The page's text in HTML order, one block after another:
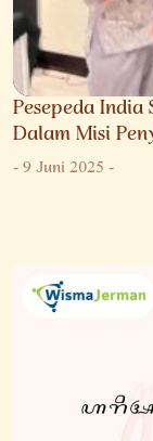
Pesepeda
Dalam Misi
-9 Juni 2025-